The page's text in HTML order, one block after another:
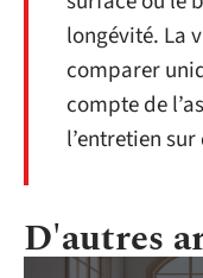
longévité. La
comparer
compte de
l’entretien
D'autres